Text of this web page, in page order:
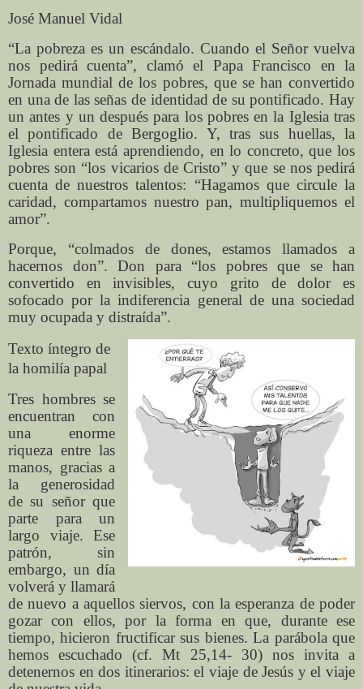
José Manuel Vidal
“La pobreza es un escándalo. Cuando el Señor vuelva
nos pedirá cuenta”, clamó el Papa Francisco en la
Jornada mundial de los pobres, que se han convertido
en una de las señas de identidad de su pontificado. Hay
un antes y un después para los pobres en la Iglesia tras
el pontificado de Bergoglio. Y, tras sus huellas, la
Iglesia entera está aprendiendo, en lo concreto, que los
pobres son “los vicarios de Cristo” y que se nos pedirá
cuenta de nuestros talentos: “Hagamos que circule la
caridad, compartamos nuestro pan, multipliquemos el
amor”.
Porque, “colmados de dones, estamos llamados a
hacernos don”. Don para “los pobres que se han
convertido en invisibles, cuyo grito de dolor es
sofocado por la indiferencia general de una sociedad
muy ocupada y distraída”.
Texto íntegro de
la homilía papal
Tres hombres se
encuentran con
una enorme
riqueza entre las
manos, gracias a
la generosidad
de su señor que
parte para un
largo viaje. Ese
patrón, sin
embargo, un día
volverá y llamará
de nuevo a aquellos siervos, con la esperanza de poder
gozar con ellos, por la forma en que, durante ese
tiempo, hicieron fructificar sus bienes. La parábola que
hemos escuchado (cf. Mt 25,14- 30) nos invita a
detenernos en dos itinerarios: el viaje de Jesús y el viaje